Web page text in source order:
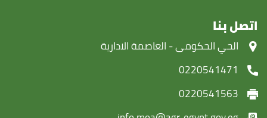
اتصل بنا
‏الحي الحكومى - العاصمة الادارية
0220541471
0220541563